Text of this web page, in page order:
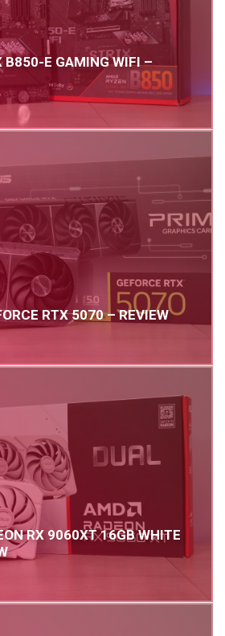
B850-E GAMING WIFI –
RTX 5070 – REVIEW
RX 9060XT 16GB WHITE